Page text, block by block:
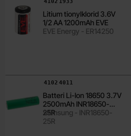
Litium tionylklorid 3.6V
1/2 AA 1200mAh EVE
EVE Energy - ER14250
Batteri Li-Ion 18650 3.7V
2500mAh INR18650-
25R
Samsung - INR18650-
25R
Art. nr
4102 4011